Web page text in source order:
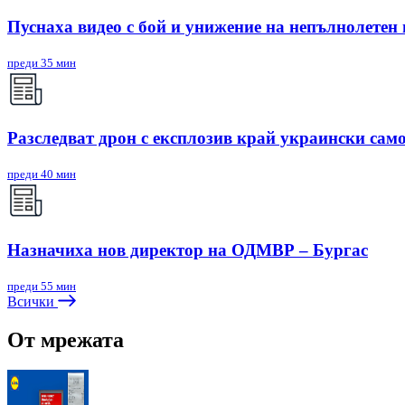
Пуснаха видео с бой и унижение на
преди 35 мин
Разследват дрон с експлозив край украински
преди 40 мин
Назначиха нов директор на ОДМВР – Бургас
преди 55 мин
Всички
От мрежата